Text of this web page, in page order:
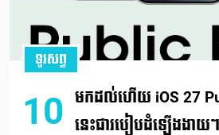
ទូរសព្ទ
10
មកដល់ហើយ iOS 27
នេះជារបៀបដំឡើងងាយ